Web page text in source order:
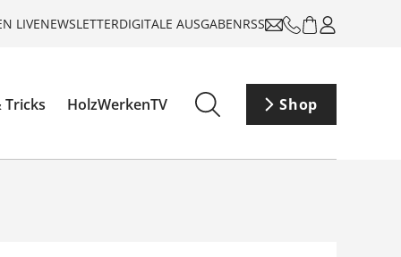
LIVENEWSLETTERDIGITALE AUSGABENRSS
Tricks HolzWerkenTV Shop